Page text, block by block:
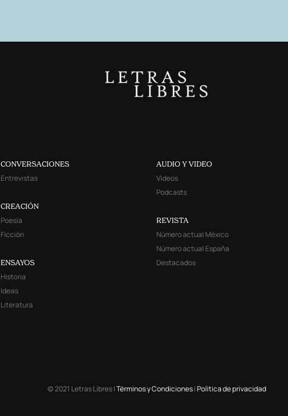
CONVERSACIONES
Entrevistas
CREACIÓN
Poesía
Ficción
ENSAYOS
Historia
Ideas
Literatura
AUDIO Y VIDEO
Videos
Podcasts
REVISTA
Número actual México
Número actual España
Destacados
© 2021 Letras Libres |Términos y Condiciones|Política de privacidad